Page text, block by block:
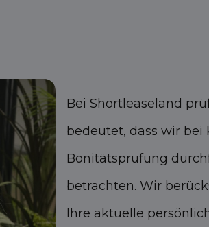
Bei Shortleaseland
bedeutet, dass wir
Bonitätsprüfung
betrachten. Wir
Ihre aktuelle